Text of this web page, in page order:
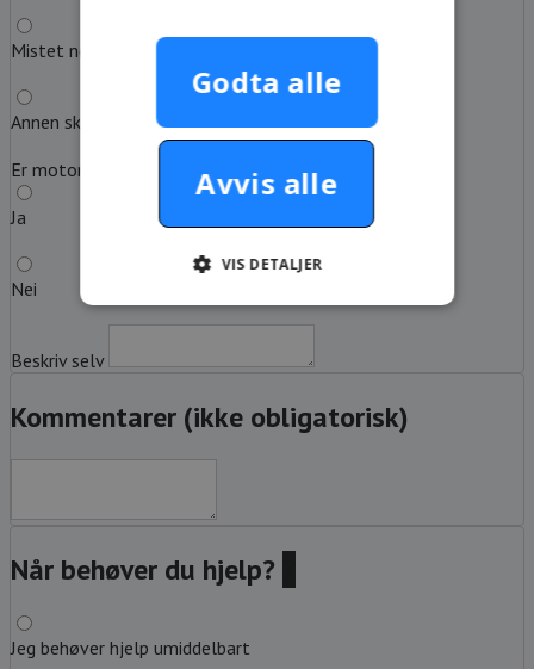
Mistet nøkkel
Annen skadeårsak
Er motoren i gang?
Ja
Nei
Beskriv selv
Kommentarer (ikke obligatorisk)
Når behøver du hjelp?
Jeg behøver hjelp umiddelbart
Godta alle
Avvis alle
VIS DETALJER